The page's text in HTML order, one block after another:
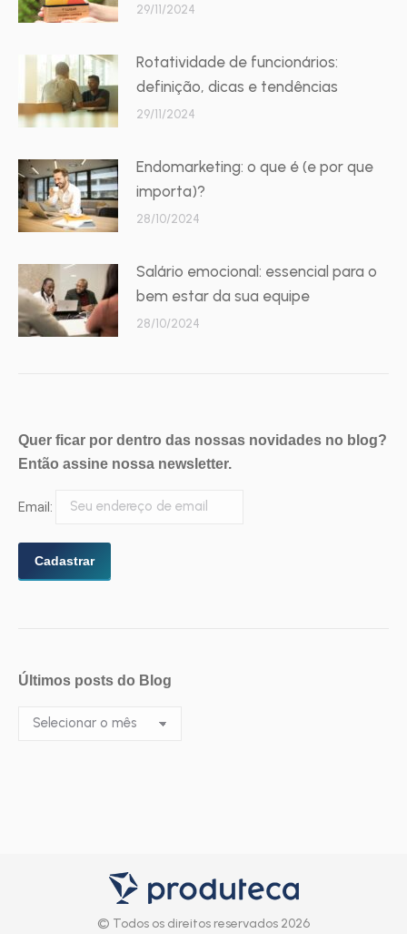
29/11/2024
Rotatividade de funcionários:
definição, dicas e tendências
29/11/2024
Endomarketing: o que é (e por que
importa)?
28/10/2024
Salário emocional: essencial para o
bem estar da sua equipe
28/10/2024
Quer ficar por dentro das nossas novidades no blog?
Então assine nossa newsletter.
Email:
Últimos posts do Blog
Últimos
© Todos os direitos reservados 2026